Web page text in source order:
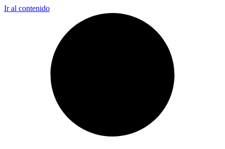
Ir al contenido